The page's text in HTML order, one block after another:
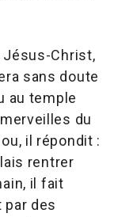
Jésus-Christ,
sans doute
au temple
du
il répondit :
rentrer
il fait
des